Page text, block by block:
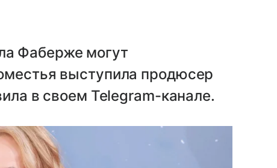
Фаберже могут
выступила продюсер
в своем Telegram-канале.